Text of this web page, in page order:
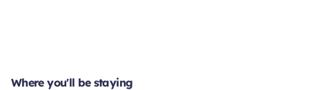
Where you'll be staying